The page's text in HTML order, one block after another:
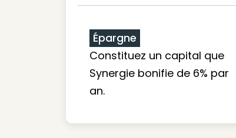
Épargne
Constituez un capital que
Synergie bonifie de 6% par
an.